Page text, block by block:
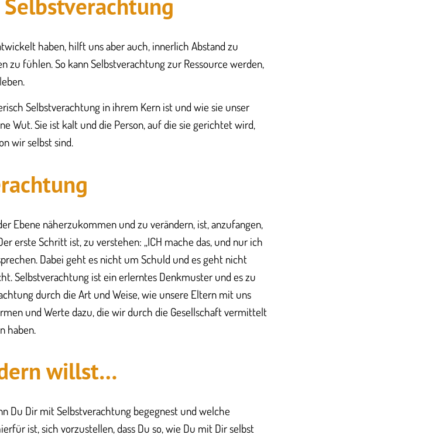
haben, hilft uns aber auch, innerlich Abstand zu
zu fühlen. So kann Selbstverachtung zur Ressource werden,
Selbstverachtung in ihrem Kern ist und wie sie unser
Wut. Sie ist kalt und die Person, auf die sie gerichtet wird,
wir selbst sind.
Ebene näherzukommen und zu verändern, ist, anzufangen,
erste Schritt ist, zu verstehen: „ICH mache das, und nur ich
Dabei geht es nicht um Schuld und es geht nicht
Selbstverachtung ist ein erlerntes Denkmuster und es zu
durch die Art und Weise, wie unsere Eltern mit uns
und Werte dazu, die wir durch die Gesellschaft vermittelt
haben.
willst…
Du Dir mit Selbstverachtung begegnest und welche
ist, sich vorzustellen, dass Du so, wie Du mit Dir selbst